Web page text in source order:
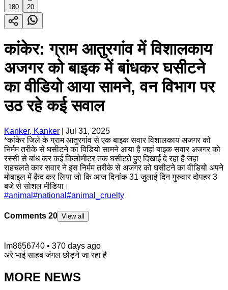
180 20
कांकेर: ग्राम आतुरगांव में विशालकाय
अजगर को बाइक में बांधकर घसीटने
का वीडियो आया सामने, वन विभाग पर
उठ रहे कई सवाल
Kanker, Kanker
Jul 31, 2025
*कांकेर जिले के ग्राम आतुरगांव से एक बाइक सवार विशालकाय अजगर को
निर्मम तरीके से घसीटने का विडियो सामने आया है जहां बाइक सवार अजगर को
रस्सी से बांध कर कई किलोमीटर तक घसीटते हुए दिखाई दे रहा है जहा
राहचलते कार सवार ने इस निर्मम तरीके से अजगर को घसीटने का वीडियो अपने
मोबाइल में क़ैद कर लिया जो कि आज दिनांक 31 जुलाई दिन गुरुवार दोपहर 3
बजे से सोशल मीडिया।
#animal #national #animal_cruelty
Comments 20 View all
lm8656740 • 370 days ago
अरे भाई साहब जंगल छोड़ने जा रहा है
MORE NEWS